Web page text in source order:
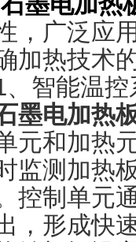
，广泛应
加热技术
能温控
墨电加热
元和加热
监测加热
控制单元
，形成快